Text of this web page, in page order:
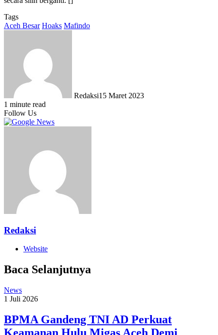
Tags
Aceh Besar Hoaks Mafindo
Redaksi15 Maret 2023
1 minute read
Follow Us
Redaksi
Website
Baca Selanjutnya
News
1 Juli 2026
BPMA Gandeng TNI AD Perkuat